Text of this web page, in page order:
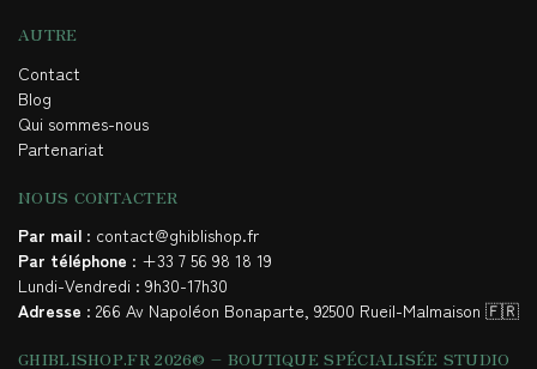
AUTRE
Contact
Blog
Qui sommes-nous
Partenariat
NOUS CONTACTER
Par mail : contact@ghiblishop.fr
Par téléphone : +33 7 56 98 18 19
Lundi-Vendredi : 9h30-17h30
Adresse : 266 Av Napoléon Bonaparte, 92500 Rueil-Malmaison 🇫🇷
GHIBLISHOP.FR 2026© – BOUTIQUE SPÉCIALISÉE STUDIO